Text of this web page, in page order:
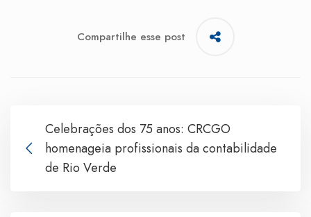
Compartilhe esse post
Celebrações dos 75 anos: CRCGO
homenageia profissionais da contabilidade
de Rio Verde